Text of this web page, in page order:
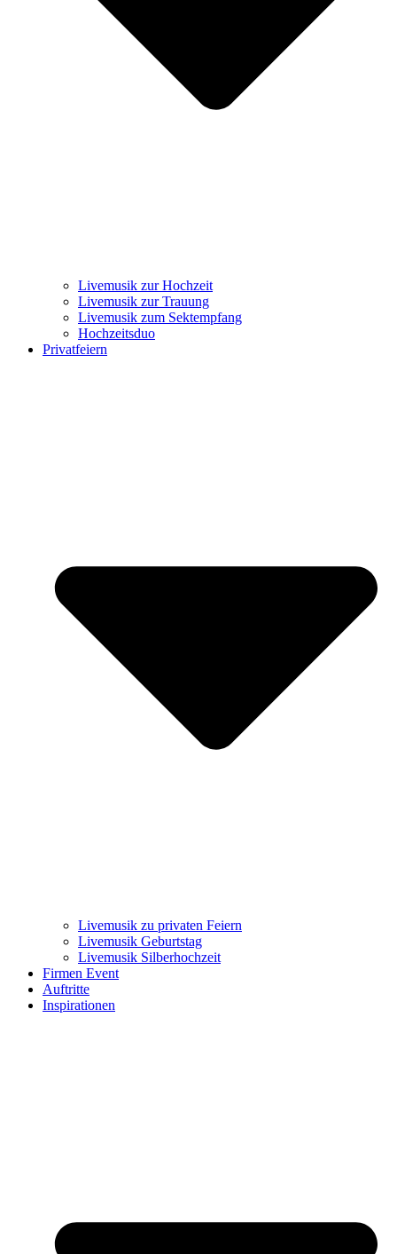
Livemusik zur Hochzeit
Livemusik zur Trauung
Livemusik zum Sektempfang
Hochzeitsduo
Privatfeiern
Livemusik zu privaten Feiern
Livemusik Geburtstag
Livemusik Silberhochzeit
Firmen Event
Auftritte
Inspirationen